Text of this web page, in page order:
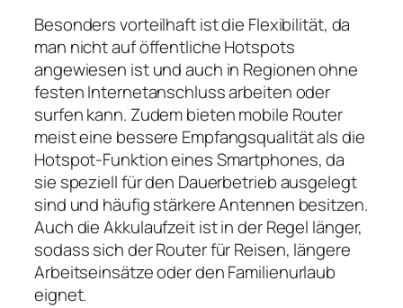
Besonders vorteilhaft ist die Flexibilität, da
man nicht auf öffentliche Hotspots
angewiesen ist und auch in Regionen ohne
festen Internetanschluss arbeiten oder
surfen kann. Zudem bieten mobile Router
meist eine bessere Empfangsqualität als die
Hotspot‑Funktion eines Smartphones, da
sie speziell für den Dauerbetrieb ausgelegt
sind und häufig stärkere Antennen besitzen.
Auch die Akkulaufzeit ist in der Regel länger,
sodass sich der Router für Reisen, längere
Arbeitseinsätze oder den Familienurlaub
eignet.